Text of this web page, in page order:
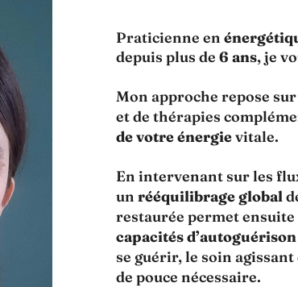
Praticienne en
depuis plus de 6 ans, je
Mon approche repose sur
et de thérapies
de votre énergievitale.
En intervenant sur les
un rééquilibrage global
restaurée permet
capacités d’autoguérison
se guérir, le soin
de pouce nécessaire.